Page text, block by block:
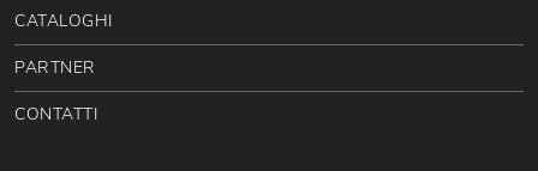
CATALOGHI
PARTNER
CONTATTI